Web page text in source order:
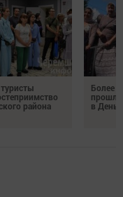
района
Более
в День